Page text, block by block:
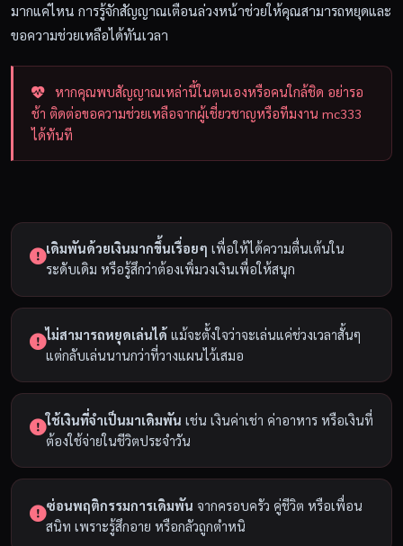
มากแค่ไหน การรู้จักสัญญาณเตือนล่วงหน้าช่วยให้คุณสามารถหยุดและ
ขอความช่วยเหลือได้ทันเวลา
หากคุณพบสัญญาณเหล่านี้ในตนเองหรือคนใกล้ชิด อย่ารอ
ช้า ติดต่อขอความช่วยเหลือจากผู้เชี่ยวชาญหรือทีมงาน mc333
ได้ทันที
เดิมพันด้วยเงินมากขึ้นเรื่อยๆ เพื่อให้ได้ความตื่นเต้นใน
ระดับเดิม หรือรู้สึกว่าต้องเพิ่มวงเงินเพื่อให้สนุก
ไม่สามารถหยุดเล่นได้ แม้จะตั้งใจว่าจะเล่นแค่ช่วงเวลาสั้นๆ
แต่กลับเล่นนานกว่าที่วางแผนไว้เสมอ
ใช้เงินที่จำเป็นมาเดิมพัน เช่น เงินค่าเช่า ค่าอาหาร หรือเงินที่
ต้องใช้จ่ายในชีวิตประจำวัน
ซ่อนพฤติกรรมการเดิมพัน จากครอบครัว คู่ชีวิต หรือเพื่อน
สนิท เพราะรู้สึกอาย หรือกลัวถูกตำหนิ